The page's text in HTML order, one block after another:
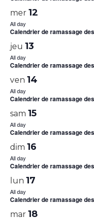
mer 12
All day
Calendrier de ramassage
jeu 13
All day
Calendrier de ramassage
ven 14
All day
Calendrier de ramassage
sam 15
All day
Calendrier de ramassage
dim 16
All day
Calendrier de ramassage
lun 17
All day
Calendrier de ramassage
mar 18